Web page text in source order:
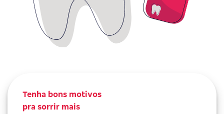
Tenha bons motivos
pra sorrir mais